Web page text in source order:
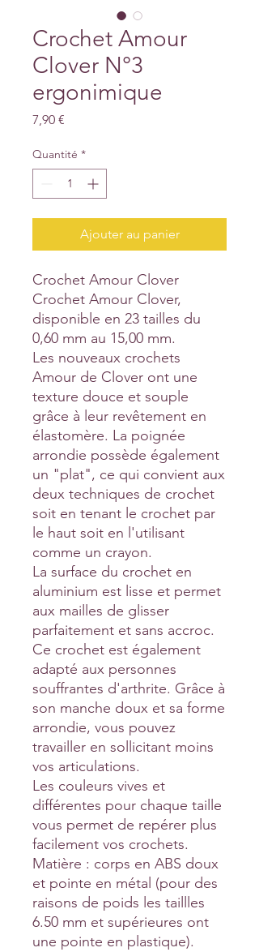
Crochet Amour
Clover N°3
ergonimique
7,90 €
Quantité *
Ajouter au panier
Crochet Amour Clover
Crochet Amour Clover,
disponible en 23 tailles du
0,60 mm au 15,00 mm.
Les nouveaux crochets
Amour de Clover ont une
texture douce et souple
grâce à leur revêtement en
élastomère. La poignée
arrondie possède également
un "plat", ce qui convient aux
deux techniques de crochet
soit en tenant le crochet par
le haut soit en l'utilisant
comme un crayon.
La surface du crochet en
aluminium est lisse et permet
aux mailles de glisser
parfaitement et sans accroc.
Ce crochet est également
adapté aux personnes
souffrantes d'arthrite. Grâce à
son manche doux et sa forme
arrondie, vous pouvez
travailler en sollicitant moins
vos articulations.
Les couleurs vives et
différentes pour chaque taille
vous permet de repérer plus
facilement vos crochets.
Matière : corps en ABS doux
et pointe en métal (pour des
raisons de poids les taillles
6.50 mm et supérieures ont
une pointe en plastique).